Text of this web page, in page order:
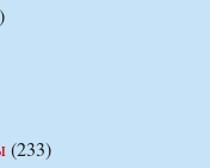
(233)